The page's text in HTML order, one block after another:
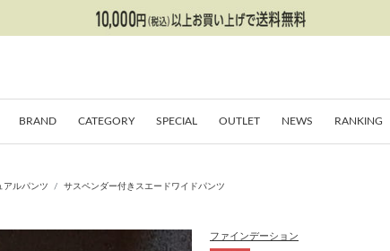
BRAND CATEGORY SPECIAL OUTLET NEWS RANKING
アルパンツ サスペンダー付きスエードワイドパンツ
ファインデーション